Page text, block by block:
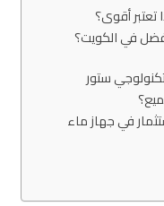
تعتبر أقوى؟
في الكويت؟
ستور
في جهاز ماء